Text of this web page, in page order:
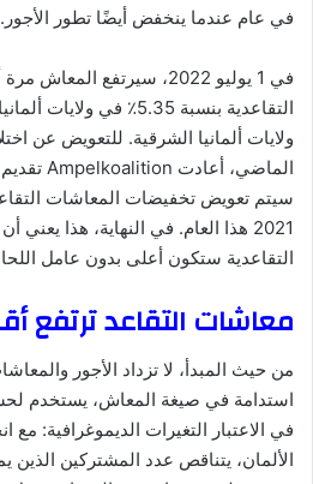
في عام عندما ينخفض ​​أيضًا تطور الأجور.
في 1 يوليو 2022، سيرتفع
ولايات ألمانيا الشرقية. للتعويض عن
سيتم تعويض تخفيضات المعاشات
2021 هذا العام. في النهاية، هذا
التقاعدية ستكون أعلى بدون عامل
معاشات التقاعد ترتفع
من حيث المبدأ، لا تزداد الأجور
استدامة في صيغة المعاش، يستخدم
في الاعتبار التغيرات الديموغرافية:
الألمان، يتناقص عدد المشتركين الذين